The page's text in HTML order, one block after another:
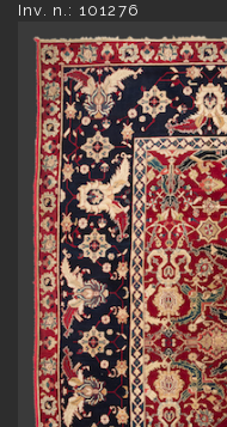
Inv. n.: 101276